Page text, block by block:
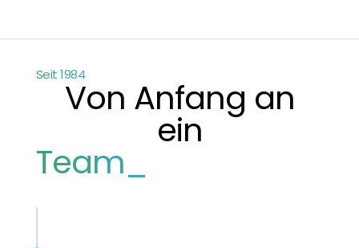
Seit 1984
Von Anfang an
ein
Team_